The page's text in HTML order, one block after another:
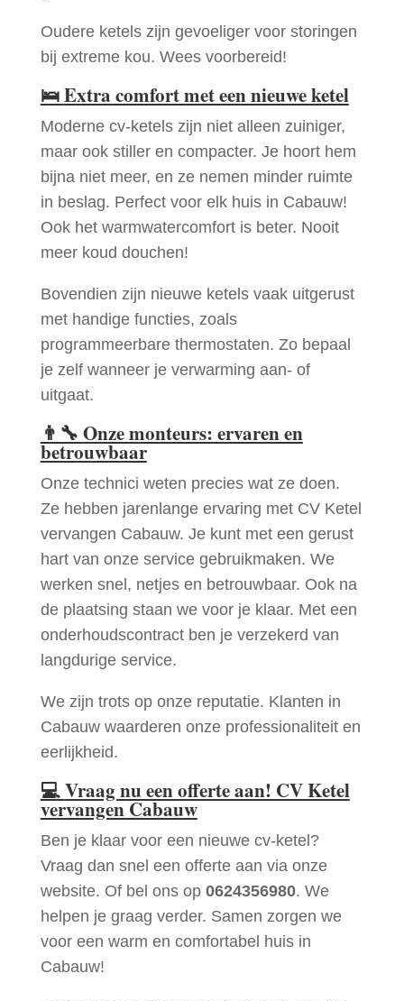
Oudere ketels zijn gevoeliger voor storingen
bij extreme kou. Wees voorbereid!
🛌Extra comfort met een nieuwe ketel
Moderne cv-ketels zijn niet alleen zuiniger,
maar ook stiller en compacter. Je hoort hem
bijna niet meer, en ze nemen minder ruimte
in beslag. Perfect voor elk huis in Cabauw!
Ook het warmwatercomfort is beter. Nooit
meer koud douchen!
Bovendien zijn nieuwe ketels vaak uitgerust
met handige functies, zoals
programmeerbare thermostaten. Zo bepaal
je zelf wanneer je verwarming aan- of
uitgaat.
👨‍🔧 Onze monteurs: ervaren en
betrouwbaar
Onze technici weten precies wat ze doen.
Ze hebben jarenlange ervaring met CV Ketel
vervangen Cabauw. Je kunt met een gerust
hart van onze service gebruikmaken. We
werken snel, netjes en betrouwbaar. Ook na
de plaatsing staan we voor je klaar. Met een
onderhoudscontract ben je verzekerd van
langdurige service.
We zijn trots op onze reputatie. Klanten in
Cabauw waarderen onze professionaliteit en
eerlijkheid.
💻Vraag nu een offerte aan! CV Ketel
vervangen Cabauw
Ben je klaar voor een nieuwe cv-ketel?
Vraag dan snel een offerte aan via onze
website. Of bel ons op 0624356980. We
helpen je graag verder. Samen zorgen we
voor een warm en comfortabel huis in
Cabauw!